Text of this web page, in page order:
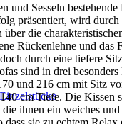
und Sesseln
präsentiert, wird durch
über die
Rückenlehne und das
durch eine tiefere
sind in drei
und 216 cm mit Sitz
cm Tiefe. Die Kissen
die ihnen ein weiches